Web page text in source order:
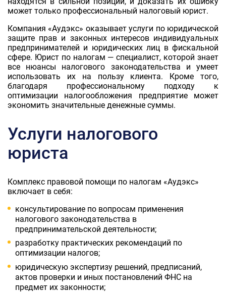
может только профессиональный налоговый юрист.
Компания «Аудэкс» оказывает услуги по юридической
защите прав и законных интересов индивидуальных
предпринимателей и юридических лиц в фискальной
сфере. Юрист по налогам — специалист, которой знает
все нюансы налогового законодательства и умеет
использовать их на пользу клиента. Кроме того,
благодаря профессиональному подходу к
оптимизации налогообложения предприятие может
экономить значительные денежные суммы.
Услуги налогового
юриста
Комплекс правовой помощи по налогам «Аудэкс»
включает в себя:
консультирование по вопросам применения
налогового законодательства в
предпринимательской деятельности;
разработку практических рекомендаций по
оптимизации налогов;
юридическую экспертизу решений, предписаний,
актов проверки и иных постановлений ФНС на
предмет их законности;